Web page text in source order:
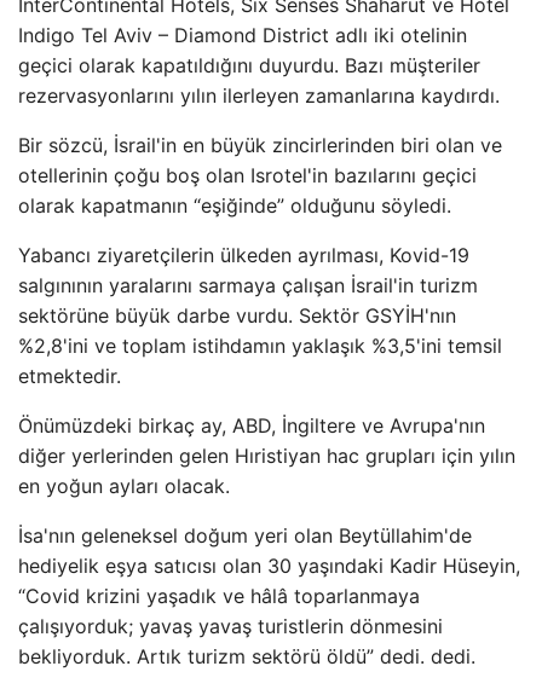
Indigo Tel Aviv – Diamond District adlı iki otelinin
geçici olarak kapatıldığını duyurdu. Bazı müşteriler
rezervasyonlarını yılın ilerleyen zamanlarına kaydırdı.
Bir sözcü, İsrail'in en büyük zincirlerinden biri olan ve
otellerinin çoğu boş olan Isrotel'in bazılarını geçici
olarak kapatmanın “eşiğinde” olduğunu söyledi.
Yabancı ziyaretçilerin ülkeden ayrılması, Kovid-19
salgınının yaralarını sarmaya çalışan İsrail'in turizm
sektörüne büyük darbe vurdu. Sektör GSYİH'nın
%2,8'ini ve toplam istihdamın yaklaşık %3,5'ini temsil
etmektedir.
Önümüzdeki birkaç ay, ABD, İngiltere ve Avrupa'nın
diğer yerlerinden gelen Hıristiyan hac grupları için yılın
en yoğun ayları olacak.
İsa'nın geleneksel doğum yeri olan Beytüllahim'de
hediyelik eşya satıcısı olan 30 yaşındaki Kadir Hüseyin,
“Covid krizini yaşadık ve hâlâ toparlanmaya
çalışıyorduk; yavaş yavaş turistlerin dönmesini
bekliyorduk. Artık turizm sektörü öldü” dedi. dedi.